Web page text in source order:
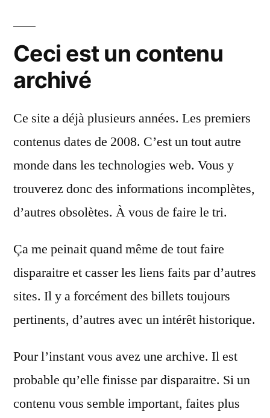
Ceci est un contenu
archivé
Ce site a déjà plusieurs années. Les premiers
contenus dates de 2008. C’est un tout autre
monde dans les technologies web. Vous y
trouverez donc des informations incomplètes,
d’autres obsolètes. À vous de faire le tri.
Ça me peinait quand même de tout faire
disparaitre et casser les liens faits par d’autres
sites. Il y a forcément des billets toujours
pertinents, d’autres avec un intérêt historique.
Pour l’instant vous avez une archive. Il est
probable qu’elle finisse par disparaitre. Si un
contenu vous semble important, faites plus